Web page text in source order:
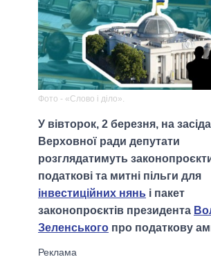
Фото - «Слово і діло».
У вівторок, 2 березня, на
Верховної ради депутати
розглядатимуть
податкові та митні пільги для
інвестиційних нянь і пакет
законопроєктів президента
Зеленського про податкову